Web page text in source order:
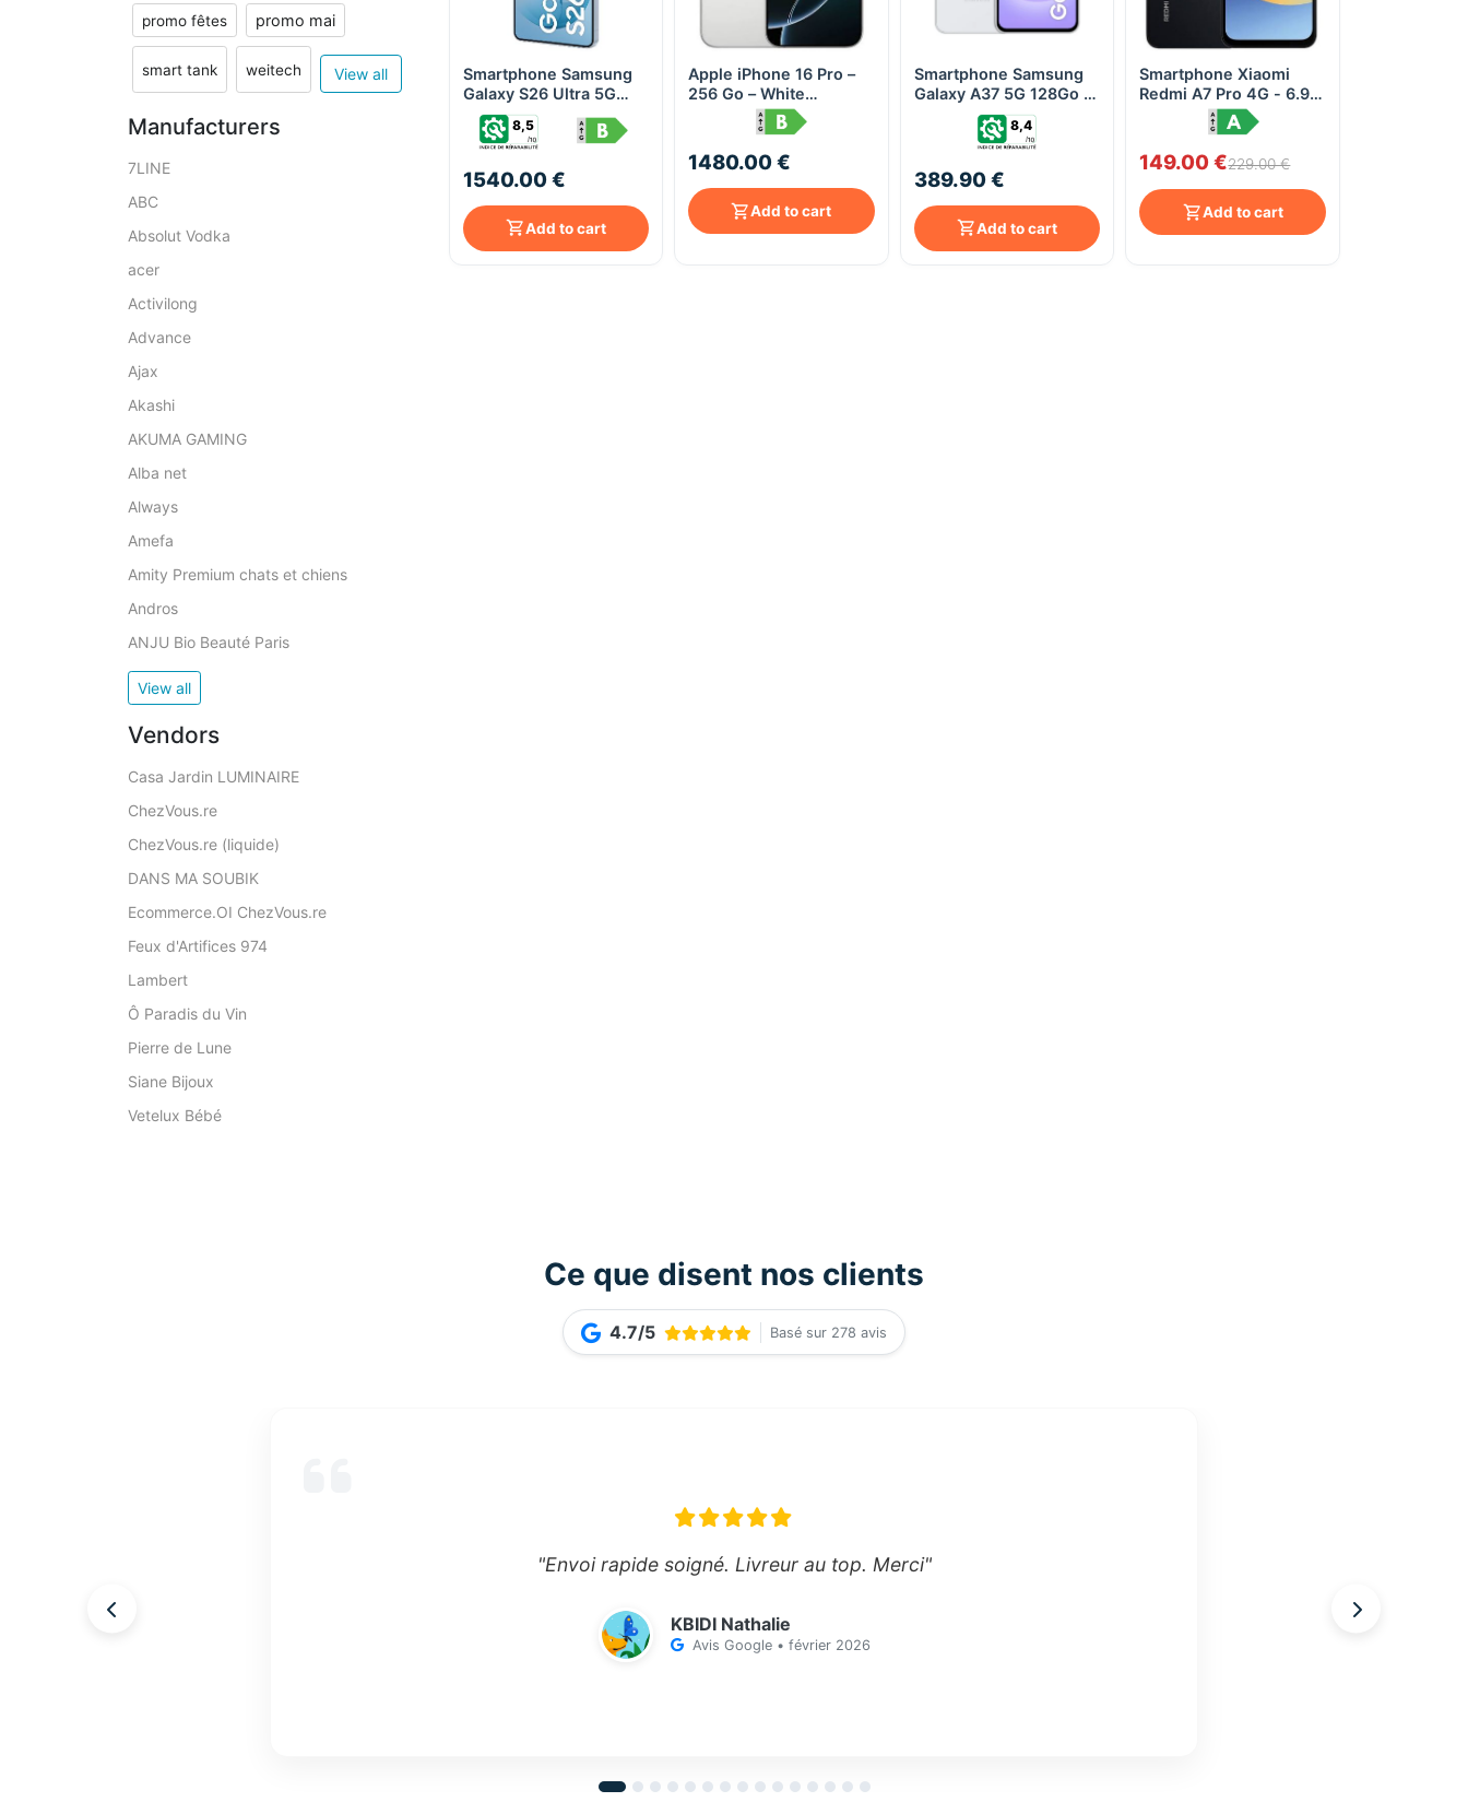
promo fêtes promo mai
smart tank weitech View all
Manufacturers
7LINE
ABC
Absolut Vodka
acer
Activilong
Advance
Ajax
Akashi
AKUMA GAMING
Alba net
Always
Amefa
Amity Premium chats et chiens
Andros
ANJU Bio Beauté Paris
View all
Vendors
Casa Jardin LUMINAIRE
ChezVous.re
ChezVous.re (liquide)
DANS MA SOUBIK
Ecommerce.OI ChezVous.re
Feux d'Artifices 974
Lambert
Ô Paradis du Vin
Pierre de Lune
Siane Bijoux
Vetelux Bébé
Quick View
Smartphone Samsung
Galaxy S26 Ultra 5G
512Go - Light Bleu
8,5
1540.00 €
Add to cart
Quick View
Apple iPhone 16 Pro –
256 Go – White
Titanium
1480.00 €
Add to cart
Quick View
Smartphone Samsung
Galaxy A37 5G 128Go -
8,4
389.90 €
Add to cart
Quick View
Smartphone Xiaomi
Redmi A7 Pro 4G - 6.9"
120Hz, 4/64 Go, 6000
mAh, Double SIM - Noir
149.00 €229.00 €
Add to cart
Ce que disent nos clients
4.7/5 Basé sur 278 avis
"Envoi rapide soigné. Livreur au top. Merci"
KBIDI Nathalie
Avis Google • février 2026